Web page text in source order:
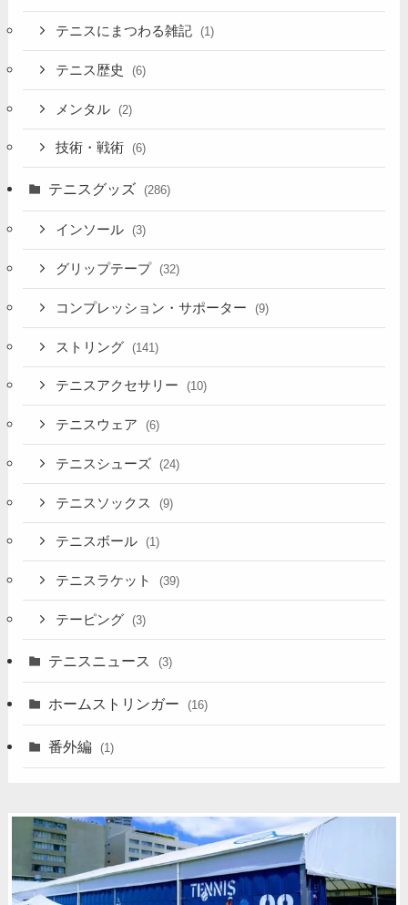
テニスにまつわる雑記 (1)
テニス歴史 (6)
メンタル (2)
技術・戦術 (6)
テニスグッズ (286)
インソール (3)
グリップテープ (32)
コンプレッション・サポーター (9)
ストリング (141)
テニスアクセサリー (10)
テニスウェア (6)
テニスシューズ (24)
テニスソックス (9)
テニスボール (1)
テニスラケット (39)
テーピング (3)
テニスニュース (3)
ホームストリンガー (16)
番外編 (1)